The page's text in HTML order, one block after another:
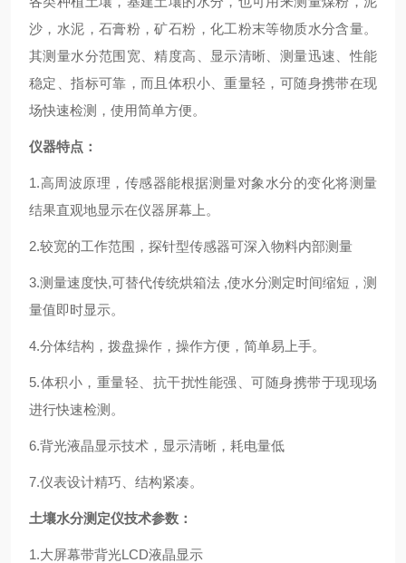
沙，水泥，石膏粉，矿石粉，化工粉末等物质水分含量。
其测量水分范围宽、精度高、显示清晰、测量迅速、性能
稳定、指标可靠，而且体积小、重量轻，可随身携带在现
场快速检测，使用简单方便。
仪器特点：
1.高周波原理，传感器能根据测量对象水分的变化将测量
结果直观地显示在仪器屏幕上。
2.较宽的工作范围，探针型传感器可深入物料内部测量
3.测量速度快,可替代传统烘箱法 ,使水分测定时间缩短，测
量值即时显示。
4.分体结构，拨盘操作，操作方便，简单易上手。
5.体积小，重量轻、抗干扰性能强、可随身携带于现现场
进行快速检测。
6.背光液晶显示技术，显示清晰，耗电量低
7.仪表设计精巧、结构紧凑。
土壤水分测定仪技术参数：
1.大屏幕带背光LCD液晶显示